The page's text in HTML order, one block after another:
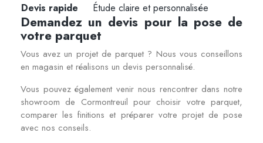
Devis rapide
Étude claire et personnalisée
Demandez un devis pour la pose de
votre parquet
Vous avez un projet de parquet ? Nous vous conseillons
en magasin et réalisons un devis personnalisé.
Vous pouvez également venir nous rencontrer dans notre
showroom de Cormontreuil pour choisir votre parquet,
comparer les finitions et préparer votre projet de pose
avec nos conseils.